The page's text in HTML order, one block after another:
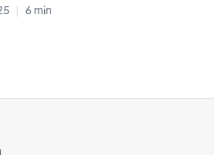
våra egna erfarenheter
| 6 min
att